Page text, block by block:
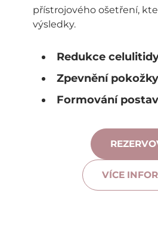
přístrojového ošetření,
výsledky.
Redukce
Zpevnění pokožky
Formování
VÍCE